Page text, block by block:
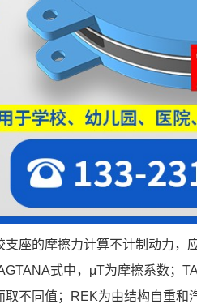
支座的摩擦力计算不计制动力，
式中，μT为摩擦系数；
取不同值；REK为由结构自重和